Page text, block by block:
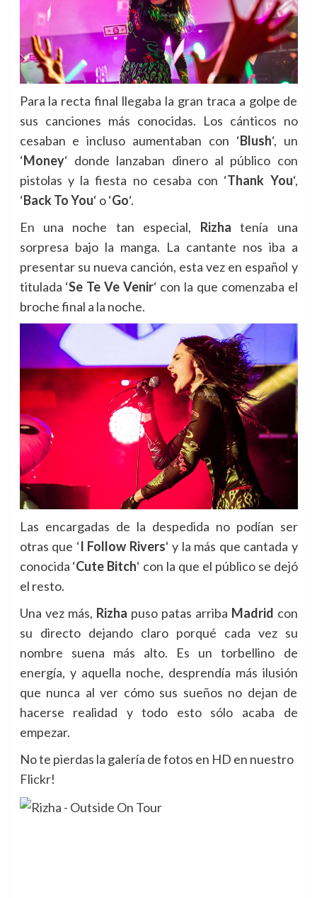
Para la recta final llegaba la gran traca a golpe de
sus canciones más conocidas. Los cánticos no
cesaban e incluso aumentaban con ‘Blush‘, un
‘Money‘ donde lanzaban dinero al público con
pistolas y la fiesta no cesaba con ‘Thank You‘,
‘Back To You‘ o‘Go‘.
En una noche tan especial, Rizha tenía una
sorpresa bajo la manga. La cantante nos iba a
presentar su nueva canción, esta vez en español y
titulada ‘Se Te Ve Venir‘ con la que comenzaba el
broche final a la noche.
Las encargadas de la despedida no podían ser
otras que ‘I Follow Rivers‘ y la más que cantada y
conocida ‘Cute Bitch‘ con la que el público se dejó
el resto.
Una vez más, Rizha puso patas arriba Madrid con
su directo dejando claro porqué cada vez su
nombre suena más alto. Es un torbellino de
energía, y aquella noche, desprendía más ilusión
que nunca al ver cómo sus sueños no dejan de
hacerse realidad y todo esto sólo acaba de
empezar.
No te pierdas la galería de fotos en HD en nuestro
Flickr!